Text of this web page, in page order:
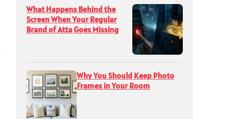
What Happens Behind the
Screen When Your Regular
Brand of Atta Goes Missing
Why You Should Keep Photo
Frames in Your Room